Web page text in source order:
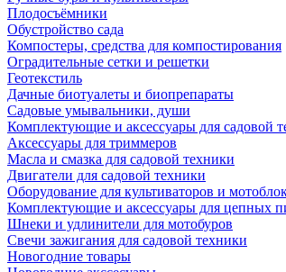
Плодосъёмники
Обустройство сада
Компостеры, средства для компостирования
Оградительные сетки и решетки
Геотекстиль
Дачные биотуалеты и биопрепараты
Садовые умывальники, души
Комплектующие и аксессуары для садовой
Аксессуары для триммеров
Масла и смазка для садовой техники
Двигатели для садовой техники
Оборудование для культиваторов и
Комплектующие и аксессуары для цепных
Шнеки и удлинители для мотобуров
Свечи зажигания для садовой техники
Новогодние товары